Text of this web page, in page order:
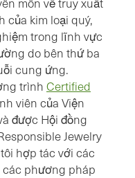
môn về truy xuất
của kim loại quý,
trong lĩnh vực
do bên thứ ba
cung ứng.
trình Certified
viên của Viện
được Hội đồng
Jewelry
hợp tác với các
phương pháp